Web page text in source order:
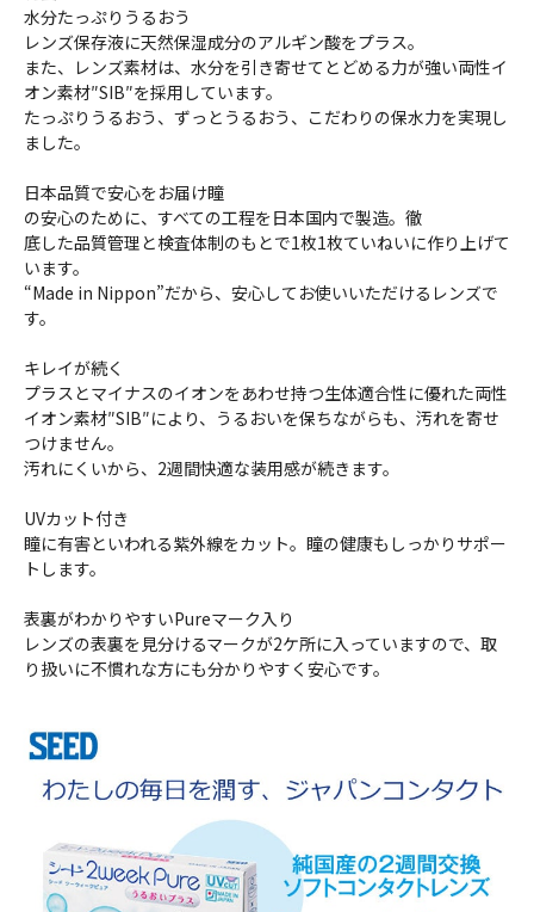
水分たっぷりうるおう
レンズ保存液に天然保湿成分のアルギン酸をプラス。
また、レンズ素材は、水分を引き寄せてとどめる力が強い両性イ
オン素材″SIB″を採用しています。
たっぷりうるおう、ずっとうるおう、こだわりの保水力を実現し
ました。
日本品質で安心をお届け瞳
の安心のために、すべての工程を日本国内で製造。徹
底した品質管理と検査体制のもとで1枚1枚ていねいに作り上げて
います。
“Made in Nippon”だから、安心してお使いいただけるレンズで
す。
キレイが続く
プラスとマイナスのイオンをあわせ持つ生体適合性に優れた両性
イオン素材″SIB″により、うるおいを保ちながらも、汚れを寄せ
つけません。
汚れにくいから、2週間快適な装用感が続きます。
UVカット付き
瞳に有害といわれる紫外線をカット。瞳の健康もしっかりサポー
トします。
表裏がわかりやすいPureマーク入り
レンズの表裏を見分けるマークが2ケ所に入っていますので、取
り扱いに不慣れな方にも分かりやすく安心です。